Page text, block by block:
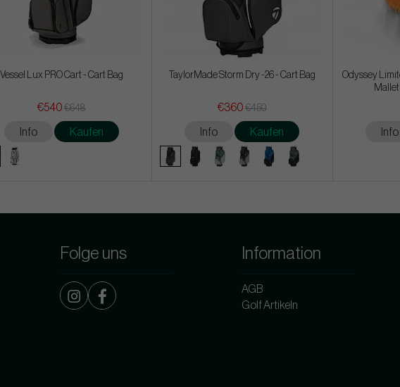
Vessel Lux PRO Cart - Cart Bag
€540 €648
Info Kaufen
TaylorMade Storm Dry -26 - Cart Bag
€360 €450
Info Kaufen
Odyssey
Info
Folge uns Information
AGB
Golf Artikeln